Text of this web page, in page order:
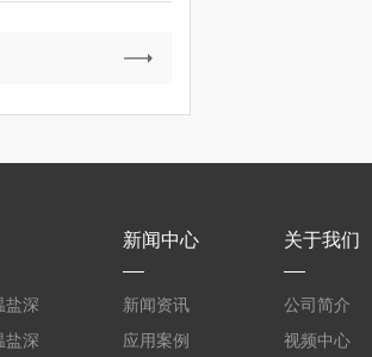
盐深
盐深
新闻中心
新闻资讯
应用案例
关于我们
公司简介
视频中心